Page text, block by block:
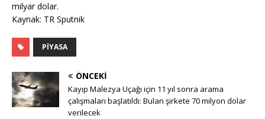
milyar dolar.
Kaynak: TR Sputnik
PIYASA
ÖNCEKI
Kayıp Malezya Uçağı için 11 yıl sonra arama
çalışmaları başlatıldı: Bulan şirkete 70 milyon dolar
verilecek